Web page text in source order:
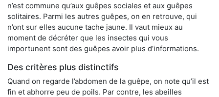
n’est commune qu’aux guêpes sociales et aux guêpes
solitaires. Parmi les autres guêpes, on en retrouve, qui
n’ont sur elles aucune tache jaune. Il vaut mieux au
moment de décréter que les insectes qui vous
importunent sont des guêpes avoir plus d’informations.
Des critères plus distinctifs
Quand on regarde l’abdomen de la guêpe, on note qu’il est
fin et abhorre peu de poils. Par contre, les abeilles